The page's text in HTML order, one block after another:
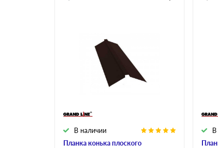
Планка конька плоского
В наличии В